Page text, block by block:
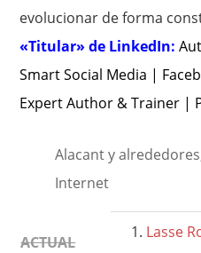
evolucionar de forma
«Titular» de LinkedIn:
Smart Social Media |
Expert Author & Trainer |
Alacant y
Internet
ACTUAL
Lasse